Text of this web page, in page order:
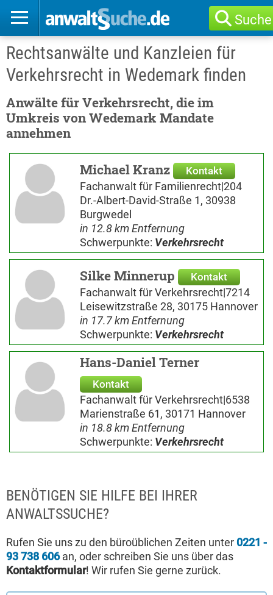
Suche
Rechtsanwälte und Kanzleien für
Verkehrsrecht in Wedemark finden
Anwälte für Verkehrsrecht, die im
Umkreis von Wedemark Mandate
annehmen
Michael Kranz Kontakt
Fachanwalt für Familienrecht|204
Dr.-Albert-David-Straße 1, 30938
Burgwedel
in 12.8 km Entfernung
Schwerpunkte: Verkehrsrecht
Silke Minnerup Kontakt
Fachanwalt für Verkehrsrecht|7214
Leisewitzstraße 28, 30175 Hannover
in 17.7 km Entfernung
Schwerpunkte: Verkehrsrecht
Hans-Daniel Terner
Kontakt
Fachanwalt für Verkehrsrecht|6538
Marienstraße 61, 30171 Hannover
in 18.8 km Entfernung
Schwerpunkte: Verkehrsrecht
BENÖTIGEN SIE HILFE BEI IHRER
ANWALTSSUCHE?
Rufen Sie uns zu den büroüblichen Zeiten unter 0221 -
93 738 606an, oder schreiben Sie uns über das
Kontaktformular! Wir rufen Sie gerne zurück.